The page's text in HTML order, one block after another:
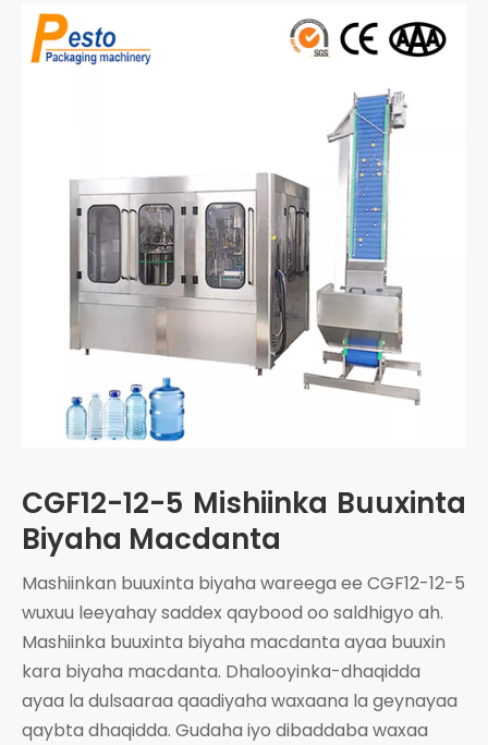
CGF12-12-5 Mishiinka Buuxinta
Biyaha Macdanta
Mashiinkan buuxinta biyaha wareega ee CGF12-12-5
wuxuu leeyahay saddex qaybood oo saldhigyo ah.
Mashiinka buuxinta biyaha macdanta ayaa buuxin
kara biyaha macdanta. Dhalooyinka-dhaqidda
ayaa la dulsaaraa qaadiyaha waxaana la geynayaa
qaybta dhaqidda. Gudaha iyo dibaddaba waxaa